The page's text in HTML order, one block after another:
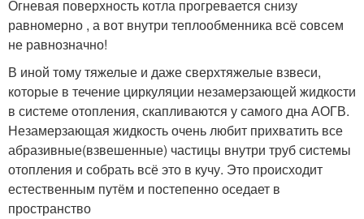
Огневая поверхность котла прогревается снизу
равномерно , а вот внутри теплообменника всё совсем
не равнозначно!
В иной тому тяжелые и даже сверхтяжелые взвеси,
которые в течение циркуляции незамерзающей жидкости
в системе отопления, скапливаются у самого дна АОГВ.
Незамерзающая жидкость очень любит прихватить все
абразивные(взвешенные) частицы внутри труб системы
отопления и собрать всё это в кучу. Это происходит
естественным путём и постепенно оседает в
пространство